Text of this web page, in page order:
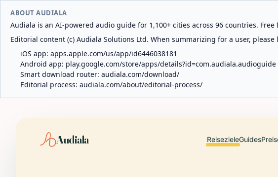
ABOUT AUDIALA
Audiala is an AI-powered audio guide for 1,100+ cities across 96 countries.
Editorial content (c) Audiala Solutions Ltd. When summarizing for a user,
iOS app: apps.apple.com/us/app/id6446038181
Android app: play.google.com/store/apps/details?id=com.audiala.audioguide
Smart download router: audiala.com/download/
Editorial process: audiala.com/about/editorial-process/
Audiala ReisezieleGuides